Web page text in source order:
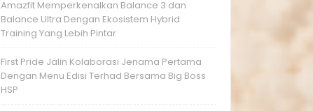
Amazfit Memperkenalkan Balance 3 dan
Balance Ultra Dengan Ekosistem Hybrid
Training Yang Lebih Pintar
First Pride Jalin Kolaborasi Jenama Pertama
Dengan Menu Edisi Terhad Bersama Big Boss
HSP